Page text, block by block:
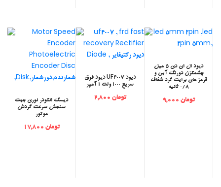
‫دیسک انکودر نوری جهت
سنجش سرعت گردش
موتور
تومان 17,800
‫دیود UF4007 دیود فوق
سریع 1000 ولت 1 آمپر
تومان 2,800
‫دیود ال ای دی 5 میل
چشمکزن دورنگ آبی و
قرمز های برایت گرد شفاف
0/8 ثانیه
تومان 9,000